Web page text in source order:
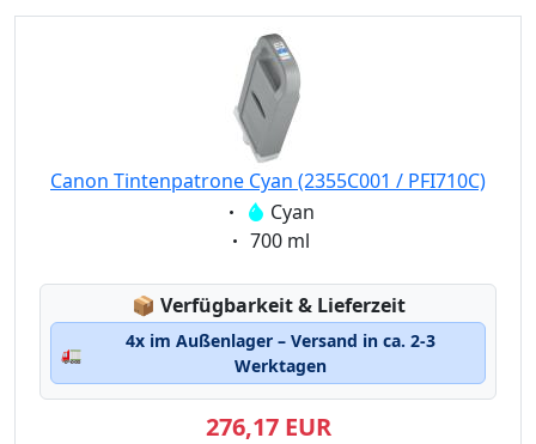
Canon Tintenpatrone Cyan (2355C001 / PFI710C)
Eigenschaft:
Cyan
Eigenschaft:
700 ml
📦 Lagerstatus:
Verfügbarkeit & Lieferzeit
🚛
4x im Außenlager – Versand in ca. 2-3
Werktagen
276,17 EUR